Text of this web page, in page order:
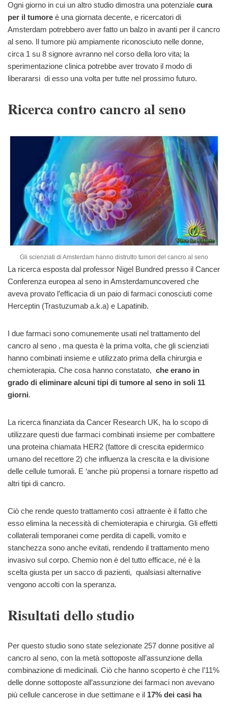
Ogni giorno in cui un altro studio dimostra una potenziale cura
per il tumore è una giornata decente, e ricercatori di
Amsterdam potrebbero aver fatto un balzo in avanti per il cancro
al seno. Il tumore più ampiamente riconosciuto nelle donne,
circa 1 su 8 signore avranno nel corso della loro vita; la
sperimentazione clinica potrebbe aver trovato il modo di
liberararsi di esso una volta per tutte nel prossimo futuro.
Ricerca contro cancro al seno
Gli scienziati di Amsterdam hanno distrutto tumori del cancro al seno
La ricerca esposta dal professor Nigel Bundred presso il Cancer
Conferenza europea al seno in Amsterdamuncovered che
aveva provato l’efficacia di un paio di farmaci conosciuti come
Herceptin (Trastuzumab a.k.a) e Lapatinib.
I due farmaci sono comunemente usati nel trattamento del
cancro al seno , ma questa è la prima volta, che gli scienziati
hanno combinati insieme e utilizzato prima della chirurgia e
chemioterapia. Che cosa hanno constatato, che erano in
grado di eliminare alcuni tipi di tumore al seno in soli 11
giorni.
La ricerca finanziata da Cancer Research UK, ha lo scopo di
utilizzare questi due farmaci combinati insieme per combattere
una proteina chiamata HER2 (fattore di crescita epidermico
umano del recettore 2) che influenza la crescita e la divisione
delle cellule tumorali. E ‘anche più propensi a tornare rispetto ad
altri tipi di cancro.
Ciò che rende questo trattamento così attraente è il fatto che
esso elimina la necessità di chemioterapia e chirurgia. Gli effetti
collaterali temporanei come perdita di capelli, vomito e
stanchezza sono anche evitati, rendendo il trattamento meno
invasivo sul corpo. Chemio non è del tutto efficace, né è la
scelta giusta per un sacco di pazienti, qualsiasi alternative
vengono accolti con la speranza.
Risultati dello studio
Per questo studio sono state selezionate 257 donne positive al
cancro al seno, con la metà sottoposte all’assunzione della
combinazione di medicinali. Ciò che hanno scoperto è che l’11%
delle donne sottoposte all’assunzione dei farmaci non avevano
più cellule cancerose in due settimane e il 17% dei casi ha